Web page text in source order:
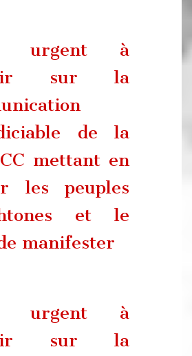
urgent à
sur la
de la
mettant en
les peuples
et le
manifester
urgent à
sur la